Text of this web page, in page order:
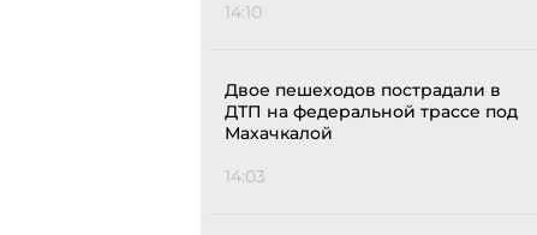
14:10
Двое пешеходов пострадали в
ДТП на федеральной трассе под
Махачкалой
14:03